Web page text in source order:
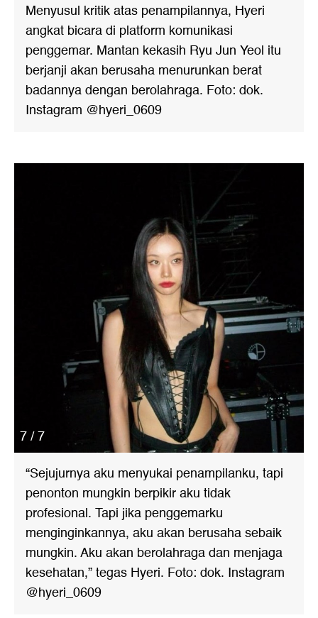
Menyusul kritik atas penampilannya, Hyeri
angkat bicara di platform komunikasi
penggemar. Mantan kekasih Ryu Jun Yeol itu
berjanji akan berusaha menurunkan berat
badannya dengan berolahraga. Foto: dok.
Instagram @hyeri_0609
7 / 7
“Sejujurnya aku menyukai penampilanku, tapi
penonton mungkin berpikir aku tidak
profesional. Tapi jika penggemarku
menginginkannya, aku akan berusaha sebaik
mungkin. Aku akan berolahraga dan menjaga
kesehatan,” tegas Hyeri. Foto: dok. Instagram
@hyeri_0609